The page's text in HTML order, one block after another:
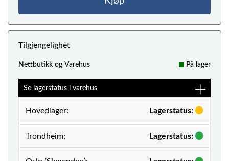
Tilgjengelighet
Nettbutikk og Varehus På lager
Se lagerstatus i varehus
Hovedlager: Lagerstatus:
Trondheim: Lagerstatus: